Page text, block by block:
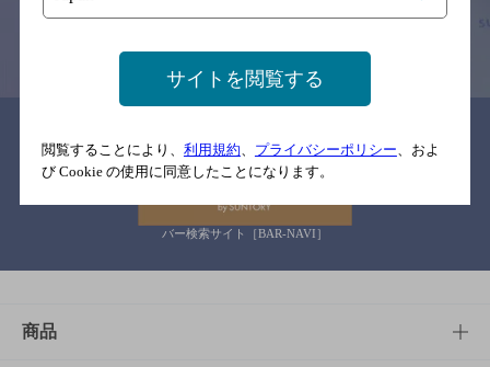
バー検索サイト［BAR-NAVI］
商品
サイトを閲覧する
閲覧することにより、 利用規約 プライバシーポリシー 、およ
び Cookie の使用に同意したことになります。